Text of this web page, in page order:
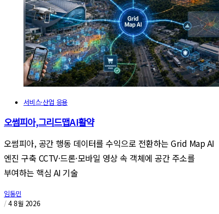
서비스·산업 응용
오썸피아,그리드맵AI활약
오썸피아, 공간 행동 데이터를 수익으로 전환하는 Grid Map AI
엔진 구축 CCTV·드론·모바일 영상 속 객체에 공간 주소를
부여하는 핵심 AI 기술
임동민
/ 4 8월 2026